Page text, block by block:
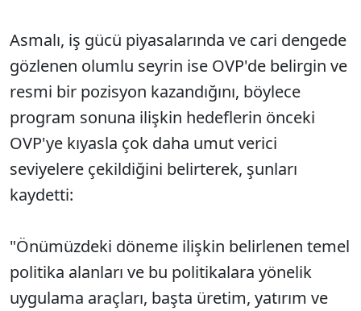
Asmalı, iş gücü piyasalarında ve cari dengede
gözlenen olumlu seyrin ise OVP'de belirgin ve
resmi bir pozisyon kazandığını, böylece
program sonuna ilişkin hedeflerin önceki
OVP'ye kıyasla çok daha umut verici
seviyelere çekildiğini belirterek, şunları
kaydetti:
"Önümüzdeki döneme ilişkin belirlenen temel
politika alanları ve bu politikalara yönelik
uygulama araçları, başta üretim, yatırım ve